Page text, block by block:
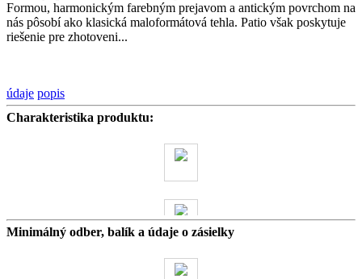
Formou, harmonickým farebným prejavom a antickým povrchom na
nás pôsobí ako klasická maloformátová tehla. Patio však poskytuje
riešenie pre zhotoveni...
údaje popis
Charakteristika produktu:
Minimálný odber, balík a údaje o zásielky